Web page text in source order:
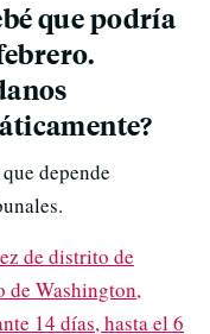
que podría
depende
de distrito de
de Washington,
14 días, hasta el 6